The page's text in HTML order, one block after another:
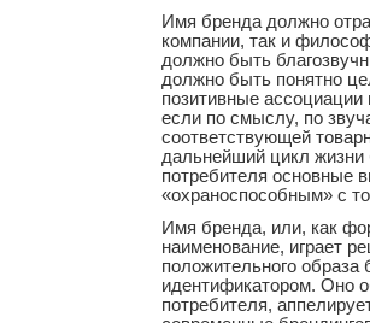
Имя бренда должно
компании, так и
должно быть
должно быть понятно
позитивные
если по смыслу, по
соответствующей
дальнейший цикл
потребителя основные
«охраноспособным» с
Имя бренда, или, как
наименование, играет
положительного
идентификатором. Оно
потребителя,